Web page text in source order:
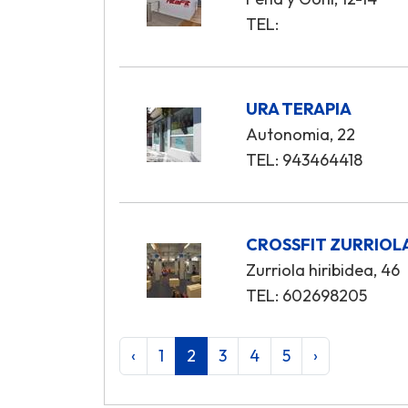
TEL:
URA TERAPIA
Autonomia, 22
TEL: 943464418
CROSSFIT
Zurriola hiribidea, 46
TEL: 602698205
‹ 1 2 3 4 5 ›